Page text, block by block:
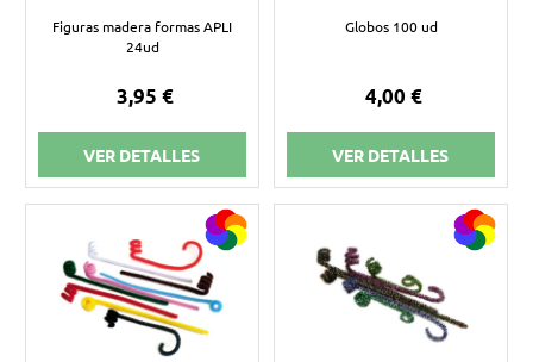
Figuras madera formas APLI
24ud
3,95 €
VER DETALLES
Globos 100 ud
4,00 €
VER DETALLES